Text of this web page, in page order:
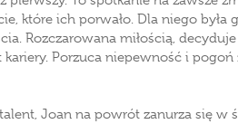
które ich porwało. Dla niego była
Rozczarowana miłością,
Porzuca niepewność i pogoń
Joan na powrót zanurza się w